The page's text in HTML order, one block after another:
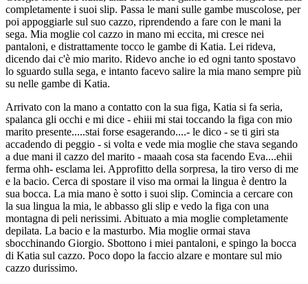
completamente i suoi slip. Passa le mani sulle gambe muscolose, per
poi appoggiarle sul suo cazzo, riprendendo a fare con le mani la
sega. Mia moglie col cazzo in mano mi eccita, mi cresce nei
pantaloni, e distrattamente tocco le gambe di Katia. Lei rideva,
dicendo dai c'è mio marito. Ridevo anche io ed ogni tanto spostavo
lo sguardo sulla sega, e intanto facevo salire la mia mano sempre più
su nelle gambe di Katia.
Arrivato con la mano a contatto con la sua figa, Katia si fa seria,
spalanca gli occhi e mi dice - ehiii mi stai toccando la figa con mio
marito presente.....stai forse esagerando....- le dico - se ti giri sta
accadendo di peggio - si volta e vede mia moglie che stava segando
a due mani il cazzo del marito - maaah cosa sta facendo Eva....ehii
ferma ohh- esclama lei. Approfitto della sorpresa, la tiro verso di me
e la bacio. Cerca di spostare il viso ma ormai la lingua è dentro la
sua bocca. La mia mano è sotto i suoi slip. Comincia a cercare con
la sua lingua la mia, le abbasso gli slip e vedo la figa con una
montagna di peli nerissimi. Abituato a mia moglie completamente
depilata. La bacio e la masturbo. Mia moglie ormai stava
sbocchinando Giorgio. Sbottono i miei pantaloni, e spingo la bocca
di Katia sul cazzo. Poco dopo la faccio alzare e montare sul mio
cazzo durissimo.